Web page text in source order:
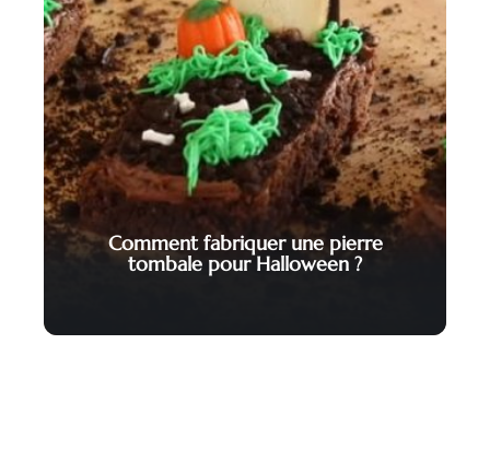
Comment fabriquer une pierre
tombale pour Halloween ?